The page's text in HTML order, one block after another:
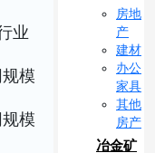
业
模
模
房地
产
建材
办公
家具
其他
房产
冶金矿